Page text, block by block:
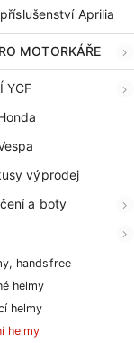
Aprilia
MOTORKÁŘE
YCF
výprodej
a boty
handsfree
helmy
helmy
helmy